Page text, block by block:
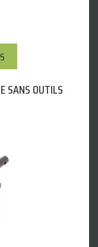
SANS OUTILS